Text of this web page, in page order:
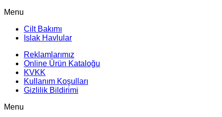
Menu
Cilt Bakımı
Islak Havlular
Reklamlarımız
Online Ürün Kataloğu
KVKK
Kullanım Koşulları
Gizlilik Bildirimi
Menu